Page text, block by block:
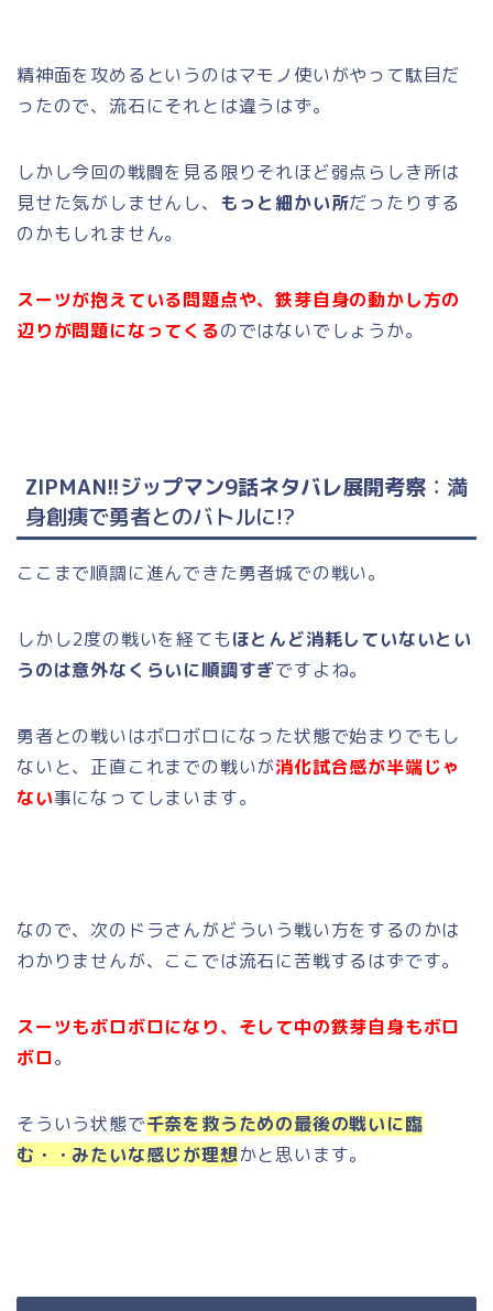
精神面を攻めるというのはマモノ使いがやって駄目だ
ったので、流石にそれとは違うはず。
しかし今回の戦闘を見る限りそれほど弱点らしき所は
見せた気がしませんし、 もっと細かい所だったりする
のかもしれません。
スーツが抱えている問題点や、鉄芽自身の動かし方の
辺りが問題になってくるのではないでしょうか。
ZIPMAN!!ジップマン9話ネタバレ展開考察 ：満
身創痍で勇者とのバトルに!?
ここまで順調に進んできた勇者城での戦い。
しかし2度の戦いを経てもほとんど消耗していないとい
うのは意外なくらいに順調すぎですよね。
勇者との戦いはボロボロになった状態で始まりでもし
ないと、正直これまでの戦いが消化試合感が半端じゃ
ない事になってしまいます。
なので、次のドラさんがどういう戦い方をするのかは
わかりませんが、ここでは流石に苦戦するはずです。
スーツもボロボロになり、そして中の鉄芽自身もボロ
ボロ。
そういう状態で千奈を救うための最後の戦いに臨
む・・みたいな感じが理想かと思います。